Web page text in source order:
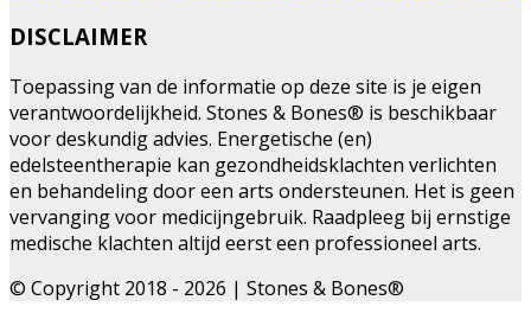
DISCLAIMER
Toepassing van de informatie op deze site is je eigen
verantwoordelijkheid. Stones & Bones® is beschikbaar
voor deskundig advies. Energetische (en)
edelsteentherapie kan gezondheidsklachten verlichten
en behandeling door een arts ondersteunen. Het is geen
vervanging voor medicijngebruik. Raadpleeg bij ernstige
medische klachten altijd eerst een professioneel arts.
© Copyright 2018 - 2026 | Stones & Bones®